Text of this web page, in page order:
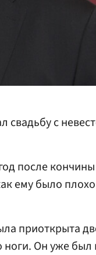
свадьбу с
после
ему было
приоткрыта
ноги. Он уже